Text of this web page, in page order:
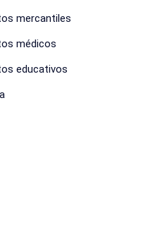
mercantiles
médicos
educativos